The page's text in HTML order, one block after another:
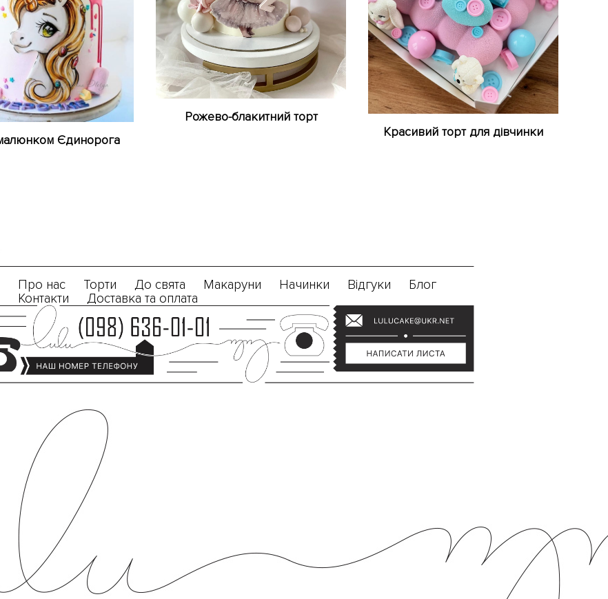
Єдинорога
Рожево-блакитний торт
Красивий торт для дівчинки
Про нас Торти До свята Макаруни Начинки Відгуки
Блог
Контакти
Доставка та оплата